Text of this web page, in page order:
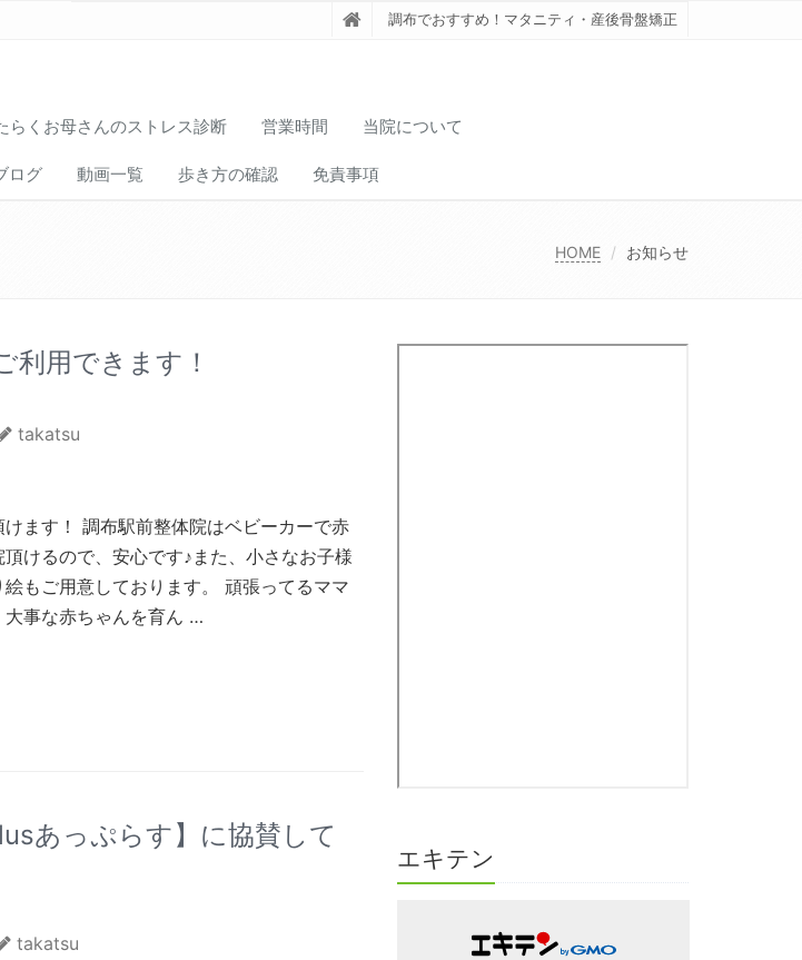
調布でおすすめ！マタニティ・産後骨盤矯正
らくお母さんのストレス診断 営業時間 当院について
ログ 動画一覧 歩き方の確認 免責事項
HOME お知らせ
利用できます！
takatsu
ます！ 調布駅前整体院はベビーカーで赤
けるので、安心です♪また、小さなお子様
もご用意しております。 頑張ってるママ
事な赤ちゃんを育ん …
あっぷらす】に協賛して
takatsu
エキテン